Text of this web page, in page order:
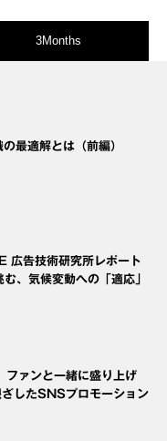
3Months
最適解とは（前編）
告技術研究所レポート
、気候変動への「適応」
ァンと一緒に盛り上げ
したSNSプロモーション